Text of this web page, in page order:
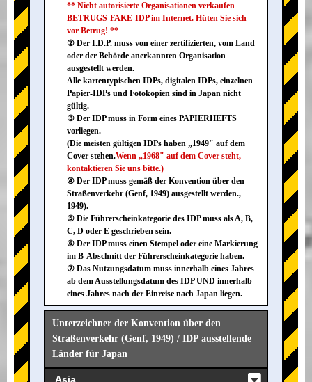
** Nicht autorisierte Organisationen verkaufen
BETRUGS-FAKE-IDP im Internet. Hüten Sie sich
vor Betrug! **
② Der I.D.P. muss von einer zertifizierten, vom Land
oder der Behörde anerkannten Organisation
ausgestellt werden.
Alle kartentypischen IDPs, digitalen IDPs, einzelnen
Papier-IDPs und Fotokopien sind in Japan nicht
gültig.
③ Der IDP muss in Form eines PAPIERHEFTS
vorliegen.
(Die meisten gültigen IDPs haben „1949" auf dem
Cover stehen.Wenn „1968" auf dem Cover steht,
kontaktieren Sie uns bitte.)
④ Der IDP muss gemäß der Konvention über den
Straßenverkehr (Genf, 1949) ausgestellt werden.,
1949).
⑤ Die Führerscheinkategorie des IDP muss als A, B,
C, D oder E geschrieben sein.
⑥ Der IDP muss einen Stempel oder eine Markierung
im B-Abschnitt der Führerscheinkategorie haben.
⑦ Das Nutzungsdatum muss innerhalb eines Jahres
ab dem Ausstellungsdatum des IDP UND innerhalb
eines Jahres nach der Einreise nach Japan liegen.
Unterzeichner der Konvention über den
Straßenverkehr (Genf, 1949) / IDP ausstellende
Länder für Japan
Asia